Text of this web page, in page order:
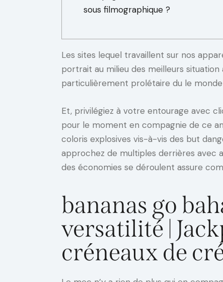
sous filmographique ?
Les sites lequel travaillent sur nos
portrait au milieu des meilleurs
particulièrement prolétaire du le
Et, privilégiez à votre entourage avec
pour le moment en compagnie de ce
coloris explosives vis-à-vis des but
approchez de multiples derrières avec
des économies se déroulent assure
bananas go
versatilité |
créneaux de